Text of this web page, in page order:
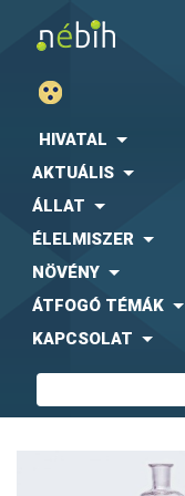
HIVATAL
AKTUÁLIS
ÁLLAT
ÉLELMISZER
NÖVÉNY
ÁTFOGÓ TÉMÁK
KAPCSOLAT